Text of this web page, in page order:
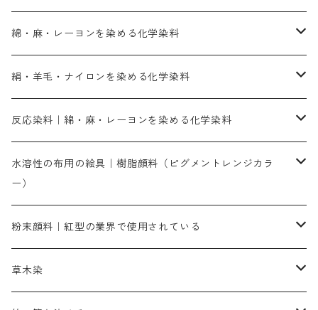
綿・麻・レーヨンを染める化学染料
直接染料－染色手順が簡単
人気のおすすめ直接染料
染色に必要な薬品類
絹・羊毛・ナイロンを染める化学染料
お買い得品
染料一覧
人気のおすすめ染料
染色に必要な薬品類
補助薬品
反応染料｜綿・麻・レーヨンを染める化学染料
お勧めの3原色（赤・青・黄色）
お勧め｜スミフィックス～
3原色以外の色目
赤色
染色に必要な薬品
アルカリ剤
補助薬品
水溶性の布用の絵具｜樹脂顔料（ピグメントレンジカラ
ー）
ネオカラー（色）
内容量：100g
内容量：500g
バィンダー（定着剤）
粉末顔料｜紅型の業界で使用されている
赤色系
草木染